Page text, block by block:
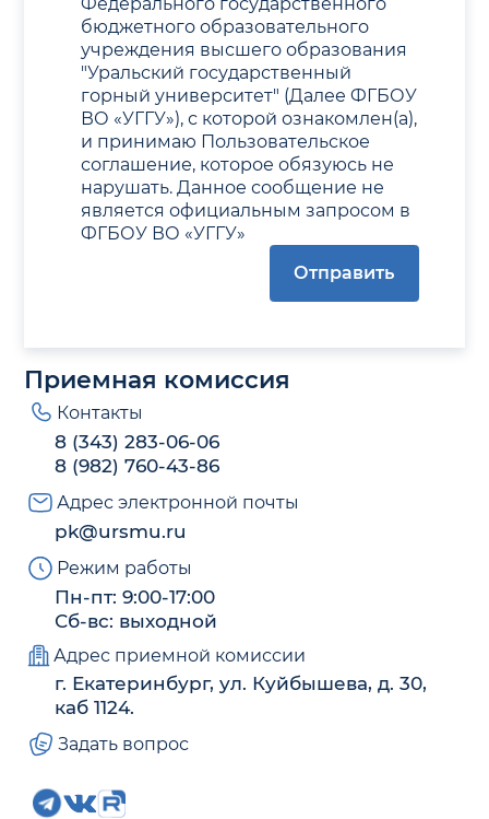
бюджетного образовательного
учреждения высшего образования
"Уральский государственный
горный университет" (Далее ФГБОУ
ВО «УГГУ»), с которой ознакомлен(а),
и принимаю Пользовательское
соглашение, которое обязуюсь не
нарушать. Данное сообщение не
является официальным запросом в
ФГБОУ ВО «УГГУ»
Отправить
Приемная комиссия
Контакты
8 (343) 283-06-06
8 (982) 760-43-86
Адрес электронной почты
pk@ursmu.ru
Режим работы
Пн-пт: 9:00-17:00
Сб-вс: выходной
Адрес приемной комиссии
г. Екатеринбург, ул. Куйбышева, д. 30,
каб 1124.
Задать вопрос